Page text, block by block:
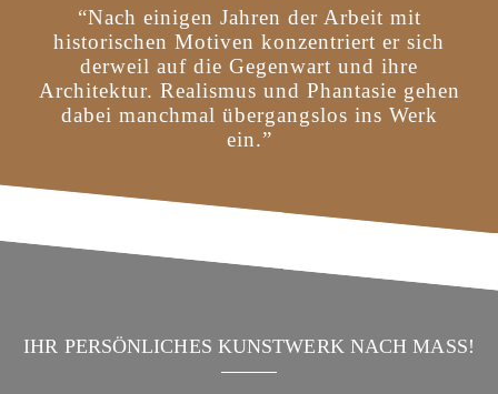
“Nach einigen Jahren der Arbeit mit
historischen Motiven konzentriert er sich
derweil auf die Gegenwart und ihre
Architektur. Realismus und Phantasie gehen
dabei manchmal übergangslos ins Werk
ein.”
IHR PERSÖNLICHES KUNSTWERK NACH MASS!